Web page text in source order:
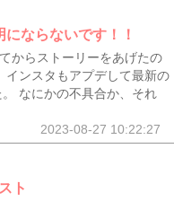
ならないです！！
からストーリーをあげたの
インスタもアプデして最新の
なにかの不具合か、それ
2023-08-27 10:22:27
ト